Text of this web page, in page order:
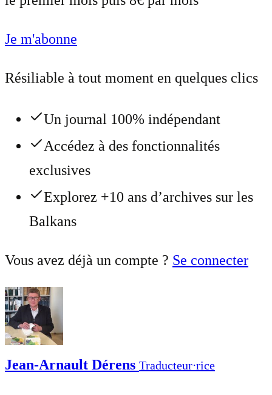
Je m'abonne
Résiliable à tout moment en quelques clics
Un journal 100% indépendant
Accédez à des fonctionnalités
exclusives
Explorez +10 ans d’archives sur les
Balkans
Vous avez déjà un compte ? Se connecter
Jean-Arnault Dérens Traducteur⋅rice